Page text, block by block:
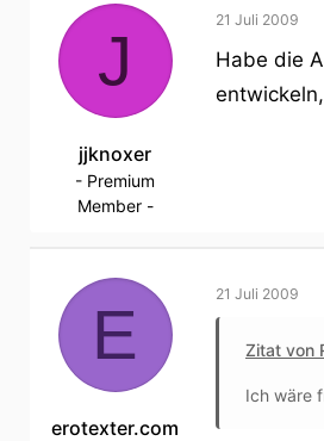
J
jjknoxer
- Premium
Member -
21 Juli 2009
Habe die
E
erotexter.com
21 Juli 2009
Zitat von
Ich wäre